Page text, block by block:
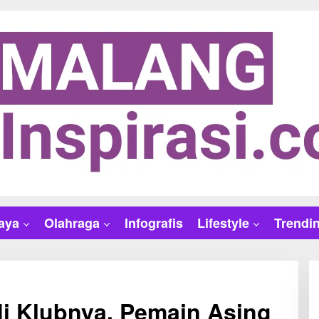
Olahraga Infografis Lifestyle
Klubnya, Pemain Asing